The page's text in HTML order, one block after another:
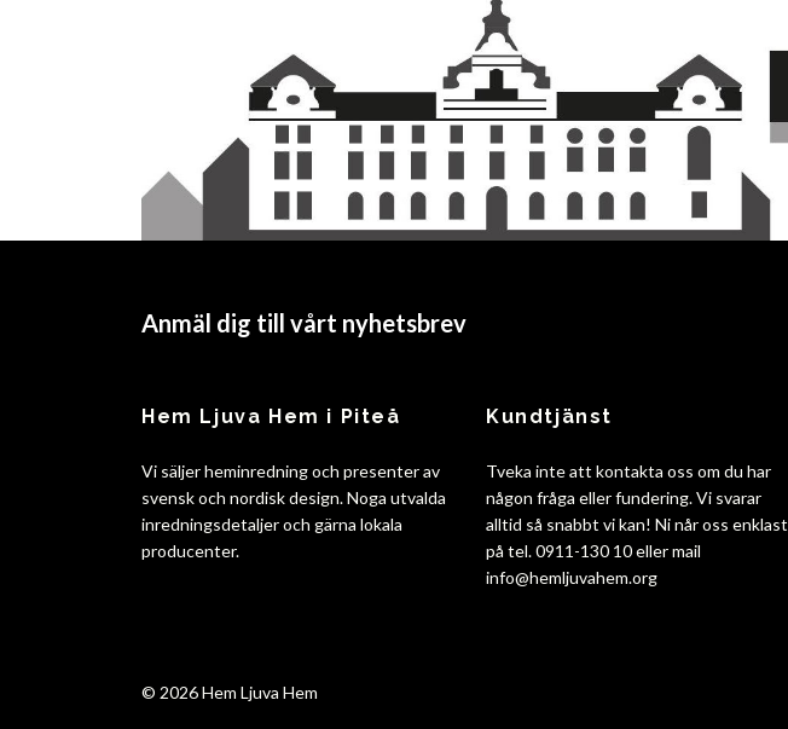
Anmäl dig till vårt nyhetsbrev
Hem Ljuva Hem i Piteå
Vi säljer heminredning och presenter av
svensk och nordisk design. Noga utvalda
inredningsdetaljer och gärna lokala
producenter.
Kundtjänst
Tveka inte att kontakta oss om du har
någon fråga eller fundering. Vi svarar
alltid så snabbt vi kan! Ni når oss enklast
på tel. 0911-130 10 eller mail
info@hemljuvahem.org
© 2026 Hem Ljuva Hem